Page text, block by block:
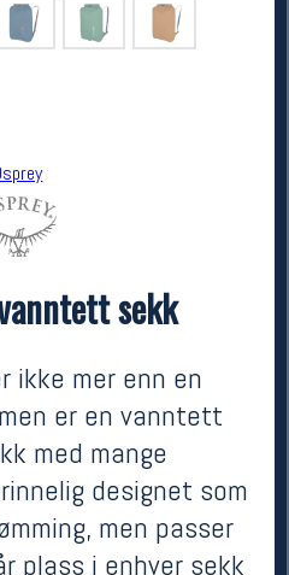
sekk
ikke mer enn en
er en vanntett
med mange
designet som
men passer
plass i enhver sekk
249,-